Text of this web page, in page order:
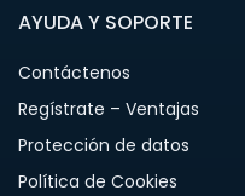
AYUDA Y SOPORTE
Contáctenos
Regístrate – Ventajas
Protección de datos
Política de Cookies